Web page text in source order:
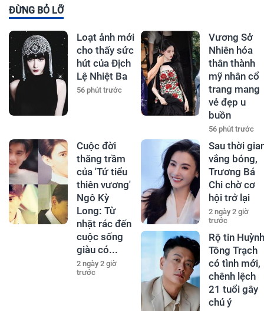
ĐỪNG BỎ LỠ
Loạt ảnh mới
cho thấy sức
hút của Địch
Lệ Nhiệt Ba
56 phút trước
Vương Sở
Nhiên hóa
thân thành
mỹ nhân cổ
trang mang
vẻ đẹp u
buồn
56 phút trước
Cuộc đời
thăng trầm
của 'Tứ tiểu
thiên vương'
Ngô Kỳ
Long: Từ
nhặt rác đến
cuộc sống
giàu có...
2 ngày 2 giờ
trước
Sau thời
vắng bóng,
Trương Bá
Chi chờ cơ
hội trở lại
2 ngày 2 giờ
trước
Rộ tin Huỳnh
Tông Trạch
có tình mới,
chênh lệch
21 tuổi gây
chú ý